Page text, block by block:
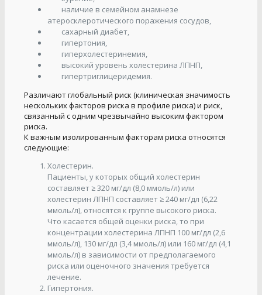
наличие в семейном анамнезе
атеросклеротического поражения сосудов,
сахарный диабет,
гипертония,
гиперхолестеринемия,
высокий уровень холестерина ЛПНП,
гипертриглицеридемия.
Различают глобальный риск (клиническая значимость
нескольких факторов риска в профиле риска) и риск,
связанный с одним чрезвычайно высоким фактором
риска.
К важным изолированным факторам риска относятся
следующие:
Холестерин.
Пациенты, у которых общий холестерин
составляет ≥ 320 мг/дл (8,0 ммоль/л) или
холестерин ЛПНП составляет ≥ 240 мг/дл (6,22
ммоль/л), относятся к группе высокого риска.
Что касается общей оценки риска, то при
концентрации холестерина ЛПНП 100 мг/дл (2,6
ммоль/л), 130 мг/дл (3,4 ммоль/л) или 160 мг/дл (4,1
ммоль/л) в зависимости от предполагаемого
риска или оценочного значения требуется
лечение.
Гипертония.